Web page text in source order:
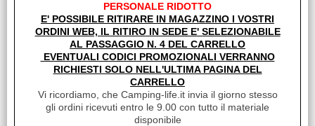
Sc.Club Convenzionati:
Sistema completo Sistema completo di comando e controllo
per impiantistica elettrica 12V dell'autocaravan.
Caratteristiche e funzioni [...]
Disponibilità:
Disponibile
PERSONALE RIDOTTO
E' POSSIBILE RITIRARE IN MAGAZZINO I VOSTRI
ORDINI WEB, IL RITIRO IN SEDE E' SELEZIONABILE
AL PASSAGGIO N. 4 DEL CARRELLO
EVENTUALI CODICI PROMOZIONALI VERRANNO
RICHIESTI SOLO NELL'ULTIMA PAGINA DEL
CARRELLO
Vi ricordiamo, che Camping-life.it invia il giorno stesso
gli ordini ricevuti entro le 9.00 con tutto il materiale
disponibile